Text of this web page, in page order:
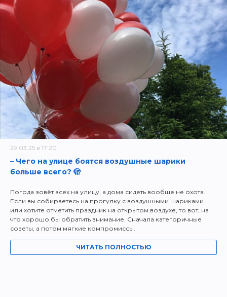
29.03.25 в 17:20
– Чего на улице боятся воздушные шарики
больше всего? 🫣
Погода зовёт всех на улицу, а дома сидеть вообще не охота.
Если вы собираетесь на прогулку с воздушными шариками
или хотите отметить праздник на открытом воздухе, то вот, на
что хорошо бы обратить внимание. Сначала категоричные
советы, а потом мягкие компромиссы.
ЧИТАТЬ ПОЛНОСТЬЮ